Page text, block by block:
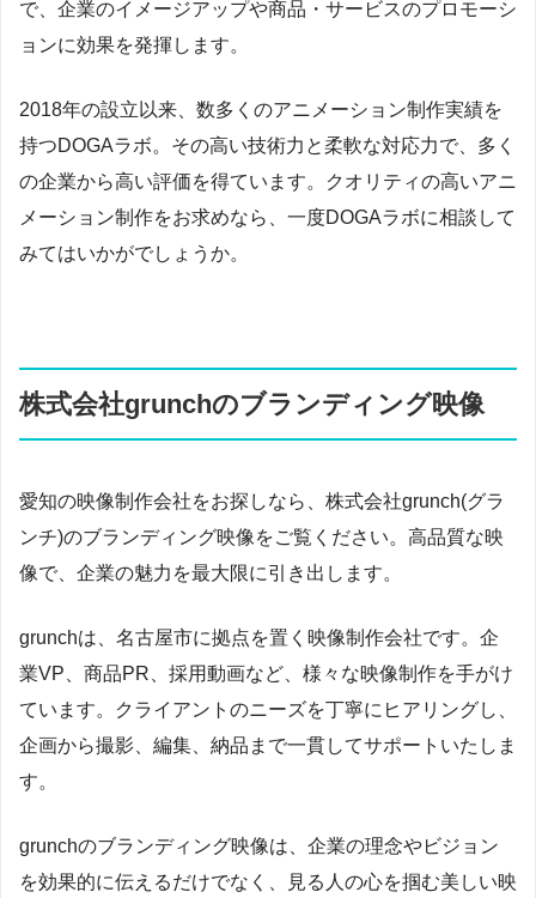
で、企業のイメージアップや商品・サービスのプロモーシ
ョンに効果を発揮します。
2018年の設立以来、数多くのアニメーション制作実績を
持つDOGAラボ。その高い技術力と柔軟な対応力で、多く
の企業から高い評価を得ています。クオリティの高いアニ
メーション制作をお求めなら、一度DOGAラボに相談して
みてはいかがでしょうか。
株式会社grunchのブランディング映像
愛知の映像制作会社をお探しなら、株式会社grunch(グラ
ンチ)のブランディング映像をご覧ください。高品質な映
像で、企業の魅力を最大限に引き出します。
grunchは、名古屋市に拠点を置く映像制作会社です。企
業VP、商品PR、採用動画など、様々な映像制作を手がけ
ています。クライアントのニーズを丁寧にヒアリングし、
企画から撮影、編集、納品まで一貫してサポートいたしま
す。
grunchのブランディング映像は、企業の理念やビジョン
を効果的に伝えるだけでなく、見る人の心を掴む美しい映